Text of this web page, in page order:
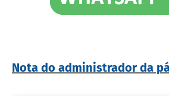
Nota do administrador da